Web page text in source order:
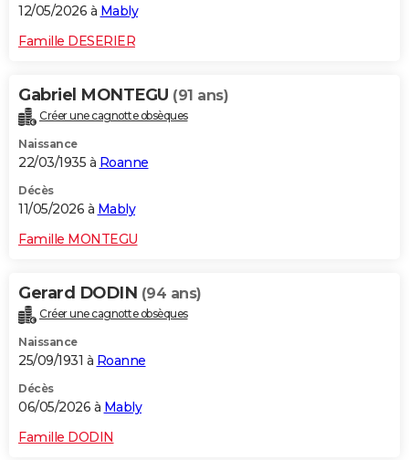
12/05/2026 à Mably
Famille DESERIER
Gabriel MONTEGU (91 ans)
Créer une cagnotte obsèques
Naissance
22/03/1935 à Roanne
Décès
11/05/2026 à Mably
Famille MONTEGU
Gerard DODIN (94 ans)
Créer une cagnotte obsèques
Naissance
25/09/1931 à Roanne
Décès
06/05/2026 à Mably
Famille DODIN